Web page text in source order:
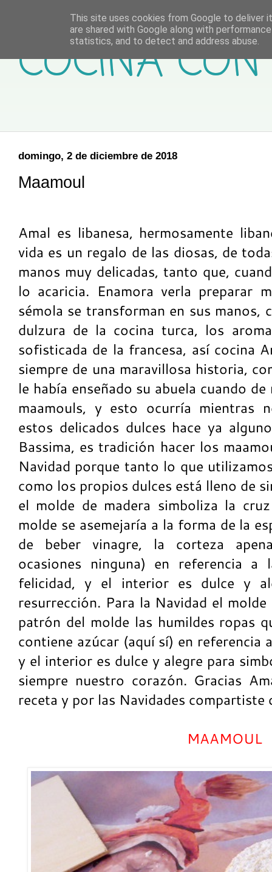
COCINA
domingo, 2 de diciembre de 2018
Maamoul
Amal es libanesa, hermosamente
vida es un regalo de las diosas, de
manos muy delicadas, tanto que,
lo acaricia. Enamora verla preparar
sémola se transforman en sus manos,
dulzura de la cocina turca, los
sofisticada de la francesa, así cocina
siempre de una maravillosa historia,
le había enseñado su abuela cuando
maamouls, y esto ocurría mientras
estos delicados dulces hace ya
Bassima, es tradición hacer los
Navidad porque tanto lo que
como los propios dulces está lleno de
el molde de madera simboliza la
molde se asemejaría a la forma de la
de beber vinagre, la corteza
ocasiones ninguna) en referencia
felicidad, y el interior es dulce y
resurrección. Para la Navidad el
patrón del molde las humildes ropas
contiene azúcar (aquí sí) en referencia
y el interior es dulce y alegre para
siempre nuestro corazón. Gracias
receta y por las Navidades compartiste
MAAMOUL
This site uses cookies from Google to deliver
are shared with Google along with
statistics, and to detect and address abuse.